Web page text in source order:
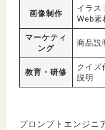
画像制作
イラス
Web素
マーケティ
ング
商品説
教育・研修
クイズ
説明
プロンプトエンジニ